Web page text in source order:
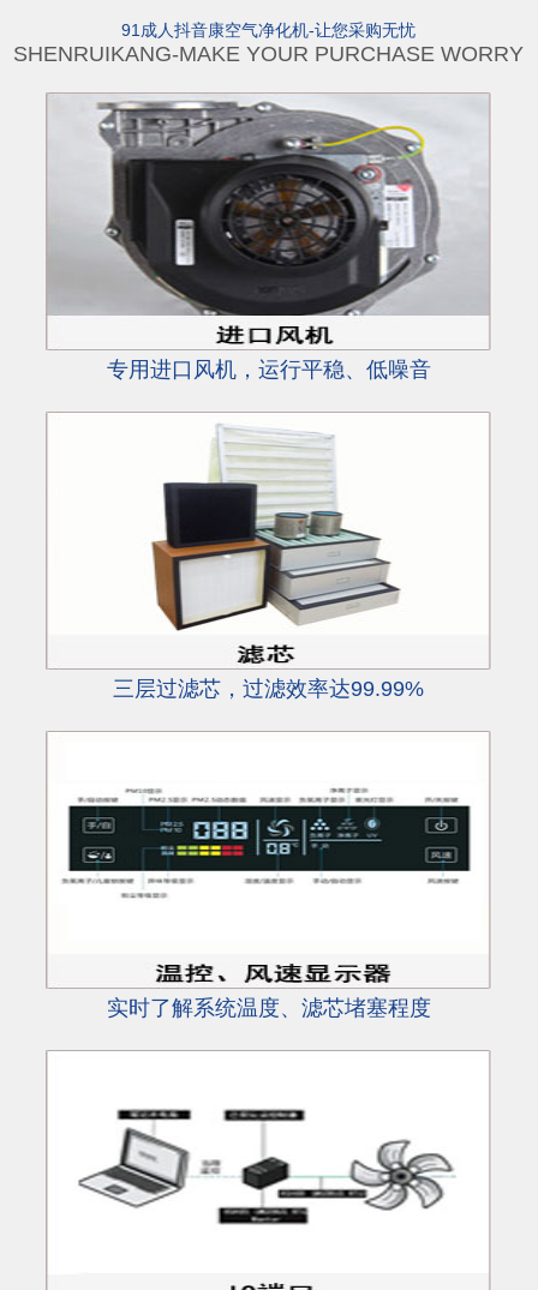
91成人抖音康空气净化机-让您采购无忧
SHENRUIKANG-MAKE YOUR PURCHASE WORRY
专用进口风机，运行平稳、低噪音
三层过滤芯，过滤效率达99.99%
实时了解系统温度、滤芯堵塞程度